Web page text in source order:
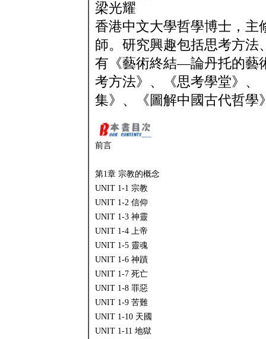
梁光耀
香港中文大學哲學博士，主
師。研究興趣包括思考方法
有《藝術終結—論丹托的藝
考方法》、《思考學堂》
集》、《圖解中國古代哲學
前言
第1章 宗教的概念
UNIT 1-1 宗教
UNIT 1-2 信仰
UNIT 1-3 神靈
UNIT 1-4 上帝
UNIT 1-5 靈魂
UNIT 1-6 神蹟
UNIT 1-7 死亡
UNIT 1-8 罪惡
UNIT 1-9 苦難
UNIT 1-10 天國
UNIT 1-11 地獄